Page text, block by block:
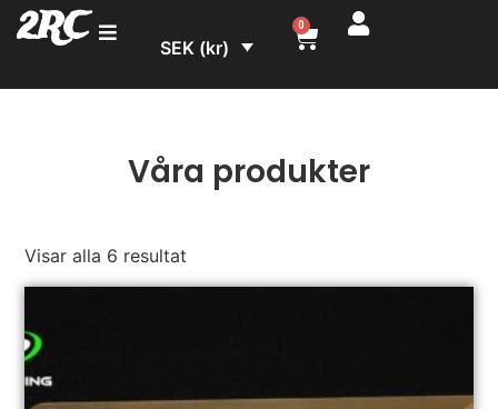
2RC SEK (kr)
0
Våra produkter
Visar alla 6 resultat